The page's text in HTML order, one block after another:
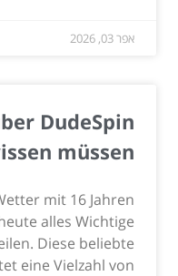
אפר 03, 2026
DudeSpin
müssen
mit 16 Jahren
alles Wichtige
Diese beliebte
eine Vielzahl von...